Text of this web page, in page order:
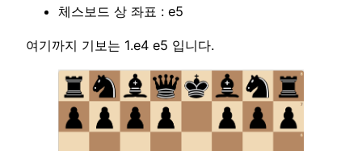
체스보드 상 좌표 : e5
여기까지 기보는 1.e4 e5 입니다.